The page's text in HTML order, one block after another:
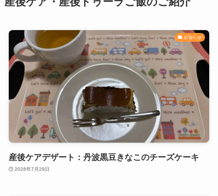
お知らせ
産後ケアデザート：丹波黒豆きなこのチーズケーキ
2026年7月29日